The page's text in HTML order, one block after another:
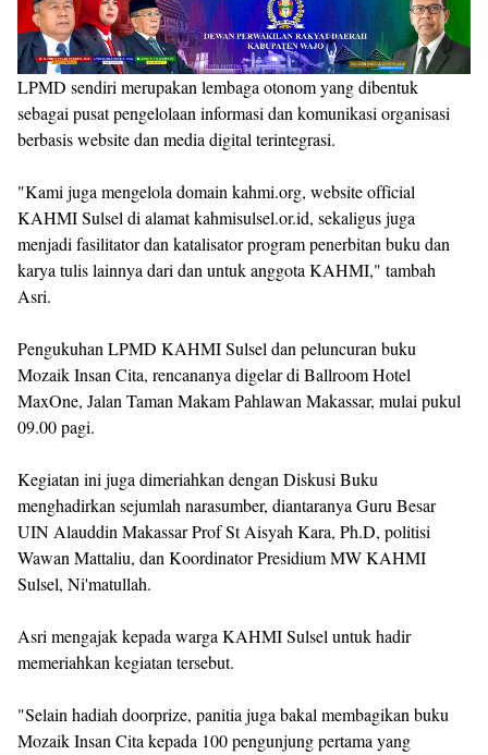
LPMD sendiri merupakan lembaga otonom yang dibentuk
sebagai pusat pengelolaan informasi dan komunikasi organisasi
berbasis website dan media digital terintegrasi.
"Kami juga mengelola domain kahmi.org, website official
KAHMI Sulsel di alamat kahmisulsel.or.id, sekaligus juga
menjadi fasilitator dan katalisator program penerbitan buku dan
karya tulis lainnya dari dan untuk anggota KAHMI," tambah
Asri.
Pengukuhan LPMD KAHMI Sulsel dan peluncuran buku
Mozaik Insan Cita, rencananya digelar di Ballroom Hotel
MaxOne, Jalan Taman Makam Pahlawan Makassar, mulai pukul
09.00 pagi.
Kegiatan ini juga dimeriahkan dengan Diskusi Buku
menghadirkan sejumlah narasumber, diantaranya Guru Besar
UIN Alauddin Makassar Prof St Aisyah Kara, Ph.D, politisi
Wawan Mattaliu, dan Koordinator Presidium MW KAHMI
Sulsel, Ni'matullah.
Asri mengajak kepada warga KAHMI Sulsel untuk hadir
memeriahkan kegiatan tersebut.
"Selain hadiah doorprize, panitia juga bakal membagikan buku
Mozaik Insan Cita kepada 100 pengunjung pertama yang